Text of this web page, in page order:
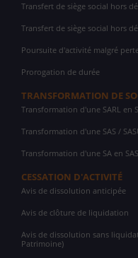
Transfert de siège social hors
Transfert de siège social hors
Poursuite d'activité malgré
Prorogation de durée
TRANSFORMATION DE
Transformation d'une SARL en
Transformation d'une SAS /
Transformation d'une SA en
CESSATION D'ACTIVITÉ
Avis de dissolution anticipée
Avis de clôture de liquidation
Avis de dissolution sans
Patrimoine)